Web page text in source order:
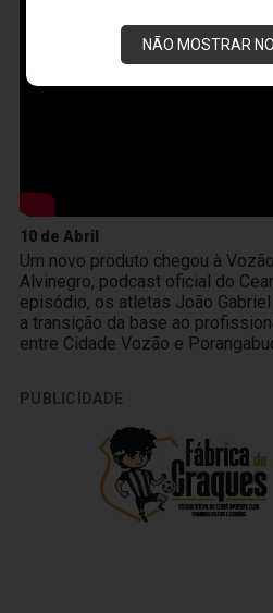
NÃO MOSTRAR
10 de Abril
Um novo produto chegou à
Alvinegro, podcast oficial do
episódio, os atletas João
a transição da base ao
entre Cidade Vozão e
PUBLICIDADE